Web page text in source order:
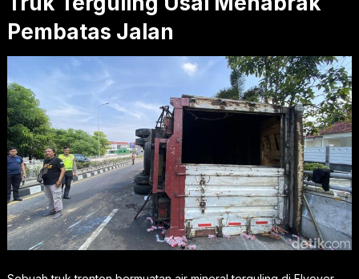
Pembatas Jalan